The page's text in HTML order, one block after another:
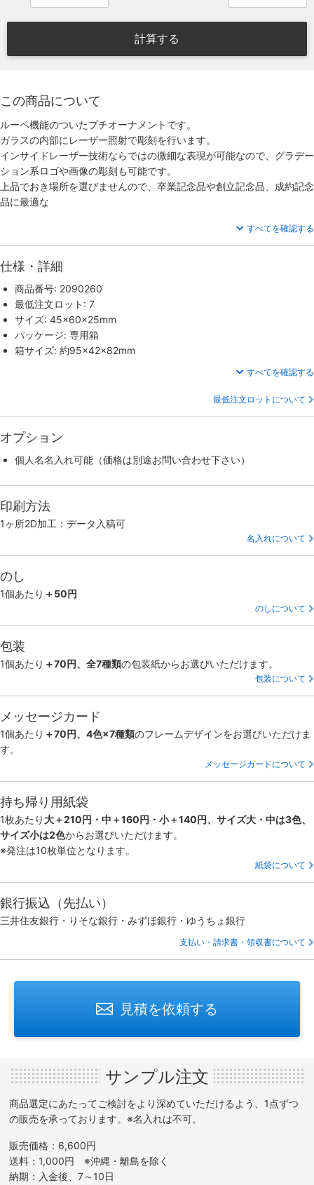
計算する
この商品について
ルーペ機能のついたプチオーナメントです。
ガラスの内部にレーザー照射で彫刻を行います。
インサイドレーザー技術ならではの微細な表現が可能なので、グラデー
ション系ロゴや画像の彫刻も可能です。
上品でおき場所を選びませんので、卒業記念品や創立記念品、成約記念
品に最適な
すべてを確認する
仕様・詳細
商品番号: 2090260
最低注文ロット: 7
サイズ: 45×60×25mm
パッケージ: 専用箱
箱サイズ: 約95×42×82mm
すべてを確認する
最低注文ロットについて
オプション
個人名名入れ可能（価格は別途お問い合わせ下さい）
印刷方法
1ヶ所2D加工：データ入稿可
名入れについて
のし
1個あたり ＋50円
のしについて
包装
1個あたり ＋70円、全7種類の包装紙からお選びいただけます。
包装について
メッセージカード
1個あたり ＋70円、4色×7種類のフレームデザインをお選びいただけま
す。
メッセージカードについて
持ち帰り用紙袋
1枚あたり 大＋210円・中＋160円・小＋140円、サイズ大・中は3色、
サイズ小は2色からお選びいただけます。
※発注は10枚単位となります。
紙袋について
銀行振込（先払い）
三井住友銀行・りそな銀行・みずほ銀行・ゆうちょ銀行
支払い・請求書・領収書について
見積を依頼する
サンプル注文
商品選定にあたってご検討をより深めていただけるよう、1点ずつ
の販売を承っております。※名入れは不可。
販売価格：6,600円
送料：1,000円 ※沖縄・離島を除く
納期：入金後、7～10日